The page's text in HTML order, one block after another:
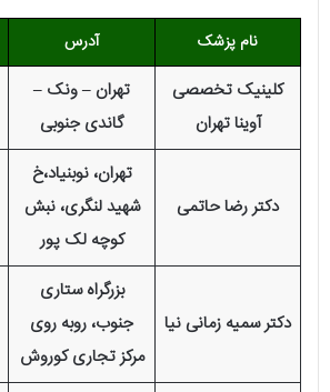
نام پزشک آدرس
کلینیک تخصصی
آوینا تهران
تهران – ونک –
گاندی جنوبی
دکتر رضا حاتمی
تهران، نوبنیاد،خ
شهید لنگری، نبش
کوچه لک پور
دکتر سمیه زمانی نیا
بزرگراه ستاری
جنوب، روبه روی
مرکز تجاری کوروش